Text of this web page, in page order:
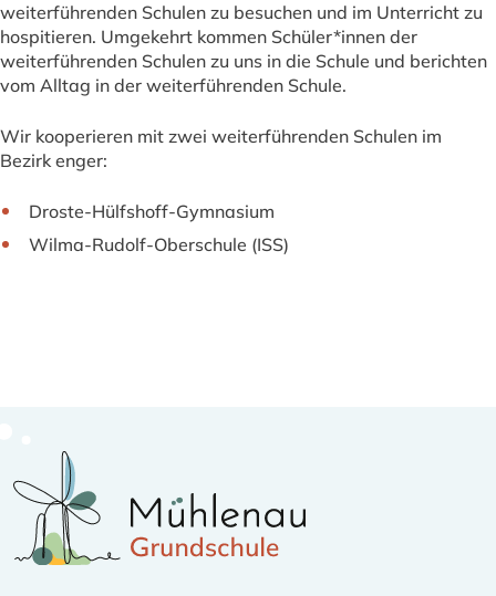
weiterführenden Schulen zu besuchen und im Unterricht zu
hospitieren. Umgekehrt kommen Schüler*innen der
weiterführenden Schulen zu uns in die Schule und berichten
vom Alltag in der weiterführenden Schule.
Wir kooperieren mit zwei weiterführenden Schulen im
Bezirk enger:
Droste-Hülfshoff-Gymnasium
Wilma-Rudolf-Oberschule (ISS)